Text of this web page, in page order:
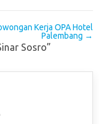
Kerja OPA Hotel
Palembang →
Sosro”